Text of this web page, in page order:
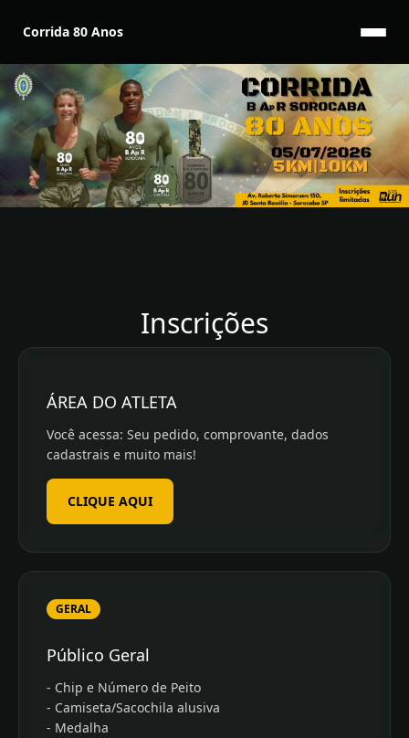
Corrida 80 Anos
Inscrições
ÁREA DO ATLETA
Você acessa: Seu pedido, comprovante, dados
cadastrais e muito mais!
CLIQUE AQUI
GERAL
Público Geral
- Chip e Número de Peito
- Camiseta/Sacochila alusiva
- Medalha